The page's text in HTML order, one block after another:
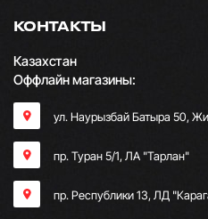
КОНТАКТЫ
Казахстан
Оффлайн магазины:
ул. Наурызбай Батыра 50,
пр. Туран 5/1, ЛА "Тарлан"
пр. Республики 13, ​ЛД